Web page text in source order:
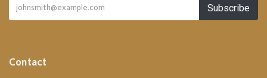
Subscribe
Contact